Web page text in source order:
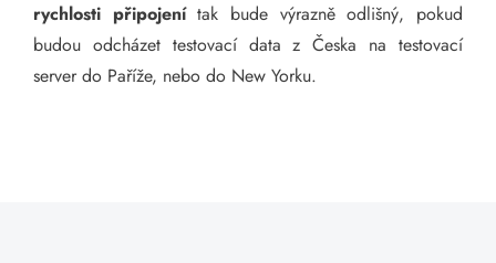
rychlosti připojenítak bude výrazně odlišný, pokud
budou odcházet testovací data z Česka na testovací
server do Paříže, nebo do New Yorku.